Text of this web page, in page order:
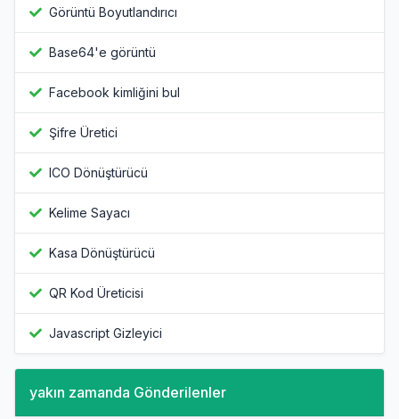
Görüntü Boyutlandırıcı
Base64'e görüntü
Facebook kimliğini bul
Şifre Üretici
ICO Dönüştürücü
Kelime Sayacı
Kasa Dönüştürücü
QR Kod Üreticisi
Javascript Gizleyici
yakın zamanda Gönderilenler